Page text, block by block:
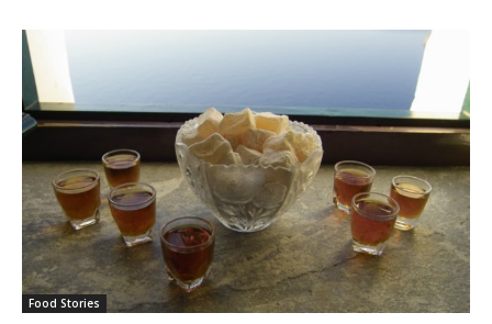
Food Stories